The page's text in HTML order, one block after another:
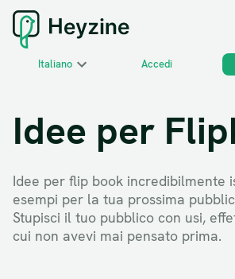
Italiano Accedi
Idee per
Idee per flip book incredibilmente
esempi per la tua prossima
Stupisci il tuo pubblico con usi,
cui non avevi mai pensato prima.